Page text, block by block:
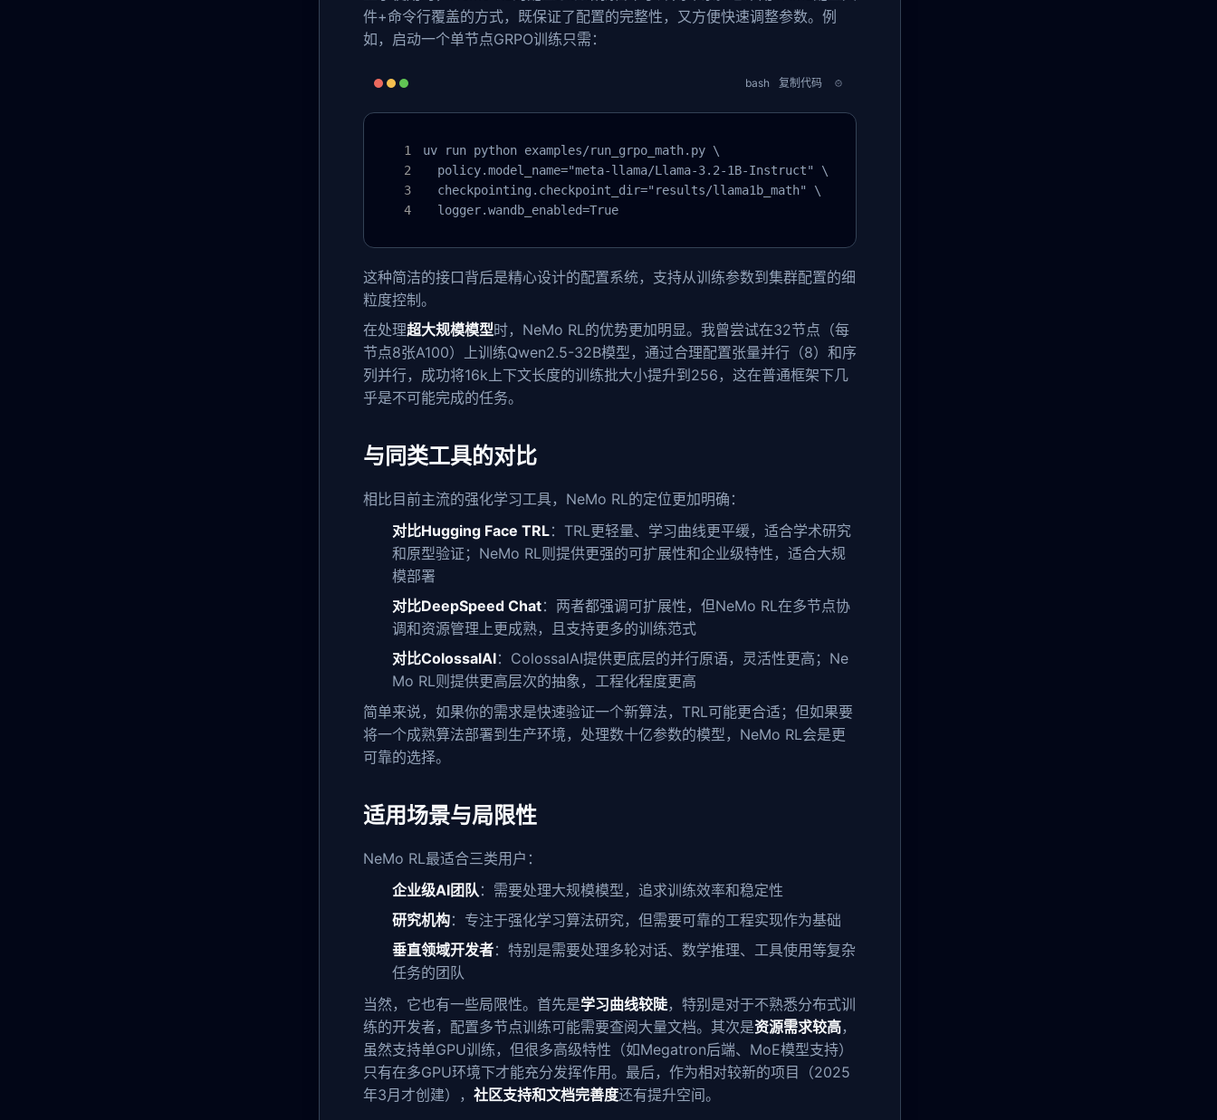
件+命令行覆盖的方式，既保证了配置的完整性，又方便快速调整参数。例
如，启动一个单节点GRPO训练只需：
bash 复制代码
uv run python examples/run_grpo_math.py \
  policy.model_name="meta-llama/Llama-3.2-1B-Instruct" \
  checkpointing.checkpoint_dir="results/llama1b_math" \
  logger.wandb_enabled=True
这种简洁的接口背后是精心设计的配置系统，支持从训练参数到集群配置的细
粒度控制。
在处理超大规模模型时，NeMo RL的优势更加明显。我曾尝试在32节点（每
节点8张A100）上训练Qwen2.5-32B模型，通过合理配置张量并行（8）和序
列并行，成功将16k上下文长度的训练批大小提升到256，这在普通框架下几
乎是不可能完成的任务。
与同类工具的对比
相比目前主流的强化学习工具，NeMo RL的定位更加明确：
对比Hugging Face TRL：TRL更轻量、学习曲线更平缓，适合学术研究
和原型验证；NeMo RL则提供更强的可扩展性和企业级特性，适合大规
模部署
对比DeepSpeed Chat：两者都强调可扩展性，但NeMo RL在多节点协
调和资源管理上更成熟，且支持更多的训练范式
对比ColossalAI：ColossalAI提供更底层的并行原语，灵活性更高；Ne
Mo RL则提供更高层次的抽象，工程化程度更高
简单来说，如果你的需求是快速验证一个新算法，TRL可能更合适；但如果要
将一个成熟算法部署到生产环境，处理数十亿参数的模型，NeMo RL会是更
可靠的选择。
适用场景与局限性
NeMo RL最适合三类用户：
企业级AI团队 ：需要处理大规模模型，追求训练效率和稳定性
研究机构：专注于强化学习算法研究，但需要可靠的工程实现作为基础
垂直领域开发者：特别是需要处理多轮对话、数学推理、工具使用等复杂
任务的团队
当然，它也有一些局限性。首先是学习曲线较陡，特别是对于不熟悉分布式训
练的开发者，配置多节点训练可能需要查阅大量文档。其次是资源需求较高，
虽然支持单GPU训练，但很多高级特性（如Megatron后端、MoE模型支持）
只有在多GPU环境下才能充分发挥作用。最后，作为相对较新的项目（2025
年3月才创建）， 社区支持和文档完善度还有提升空间。